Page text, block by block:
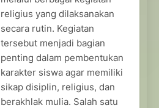
religius yang dilaksanakan
secara rutin. Kegiatan
tersebut menjadi bagian
penting dalam pembentukan
karakter siswa agar memiliki
sikap disiplin, religius, dan
berakhlak mulia. Salah satu